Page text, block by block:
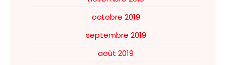
octobre 2019
septembre 2019
août 2019